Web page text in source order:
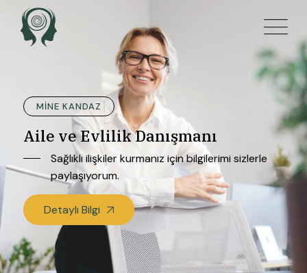
MINE KANDAZ
Aile ve Evlilik Danışmanı
Sağlıklı ilişkiler kurmanız için bilgilerimi sizlerle
paylaşıyorum.
Detaylı Bilgi